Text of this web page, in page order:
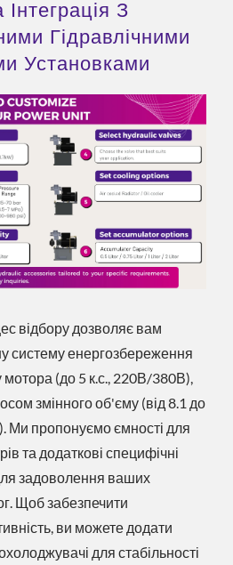
Інтеграція З
Гідравлічними
Установками
відбору дозволяє вам
систему енергозбереження
мотора (до 5 к.с., 220В/380В),
змінного об'єму (від 8.1 до
Ми пропонуємо ємності для
та додаткові специфічні
задоволення ваших
Щоб забезпечити
ви можете додати
для стабільності